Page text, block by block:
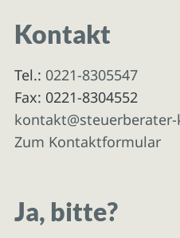
Kontakt
Tel.: 0221-8305547
Fax: 0221-8304552
Zum Kontaktformular
Ja, bitte?